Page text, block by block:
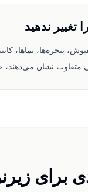
تغییر ندهید
پنجره‌ها، نماها،
متفاوت نشان می‌دهند،
برای